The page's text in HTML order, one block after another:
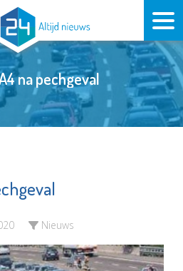
na pechgeval
Nieuws